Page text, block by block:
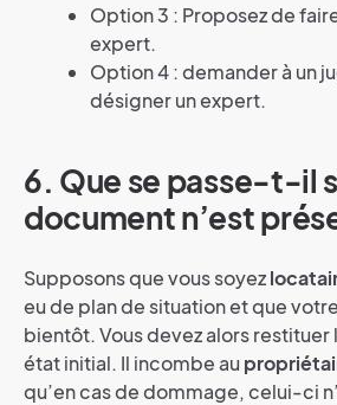
Option 3 : Proposez de
expert.
Option 4 : demander à un
désigner un expert.
6. Que se passe-t-il
document n’est
Supposons que vous soyez
eu de plan de situation et que
bientôt. Vous devez alors restituer
état initial. Il incombe au
qu’en cas de dommage, celui-ci